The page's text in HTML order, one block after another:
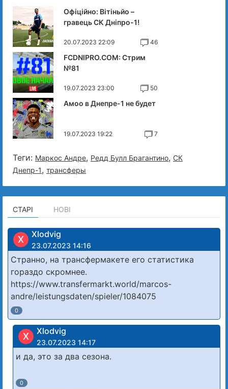
Офіційно: Вітіньйо –
гравець СК Дніпро-1!
20.07.2023 22:09 46
FCDNIPRO.COM: Стрим
№81
19.07.2023 23:00 50
Амоо в Днепре-1 не будет
19.07.2023 19:22 7
Теги: Маркос Андре, Редд Булл Брагантино, СК
Днепр-1, трансферы
СТАРІ НОВІ
X Xlodvig
23.07.2023 14:16
Странно, на трансфермакете его статистика
гораздо скромнее.
https://www.transfermarkt.world/marcos-
andre/leistungsdaten/spieler/1084075
0
X Xlodvig
23.07.2023 14:17
и да, это за два сезона.
0